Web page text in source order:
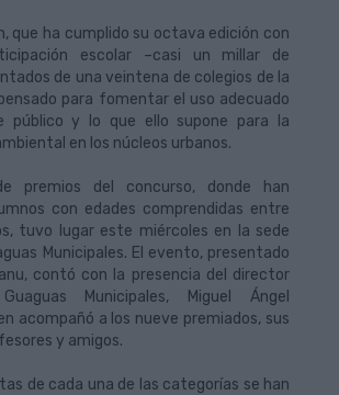
que ha cumplido su octava edición con
escolar –casi un millar de
de una veintena de colegios de la
para fomentar el uso adecuado
público y lo que ello supone para la
en los núcleos urbanos.
premios del concurso, donde han
con edades comprendidas entre
tuvo lugar este miércoles en la sede
Municipales. El evento, presentado
contó con la presencia del director
Municipales, Miguel Ángel
acompañó a los nueve premiados, sus
y amigos.
de cada una de las categorías se han